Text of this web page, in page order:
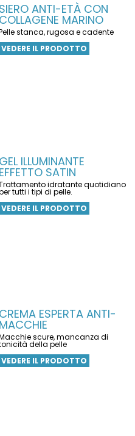
SIERO ANTI-ETÀ CON
COLLAGENE MARINO
stanca, rugosa e cadente
VEDERE IL PRODOTTO
GEL ILLUMINANTE
EFFETTO SATIN
idratante quotidiano
tutti i tipi di pelle.
VEDERE IL PRODOTTO
CREMA ESPERTA ANTI-
MACCHIE
scure, mancanza di
della pelle
VEDERE IL PRODOTTO